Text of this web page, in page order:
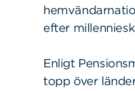
efter
Enligt
topp över